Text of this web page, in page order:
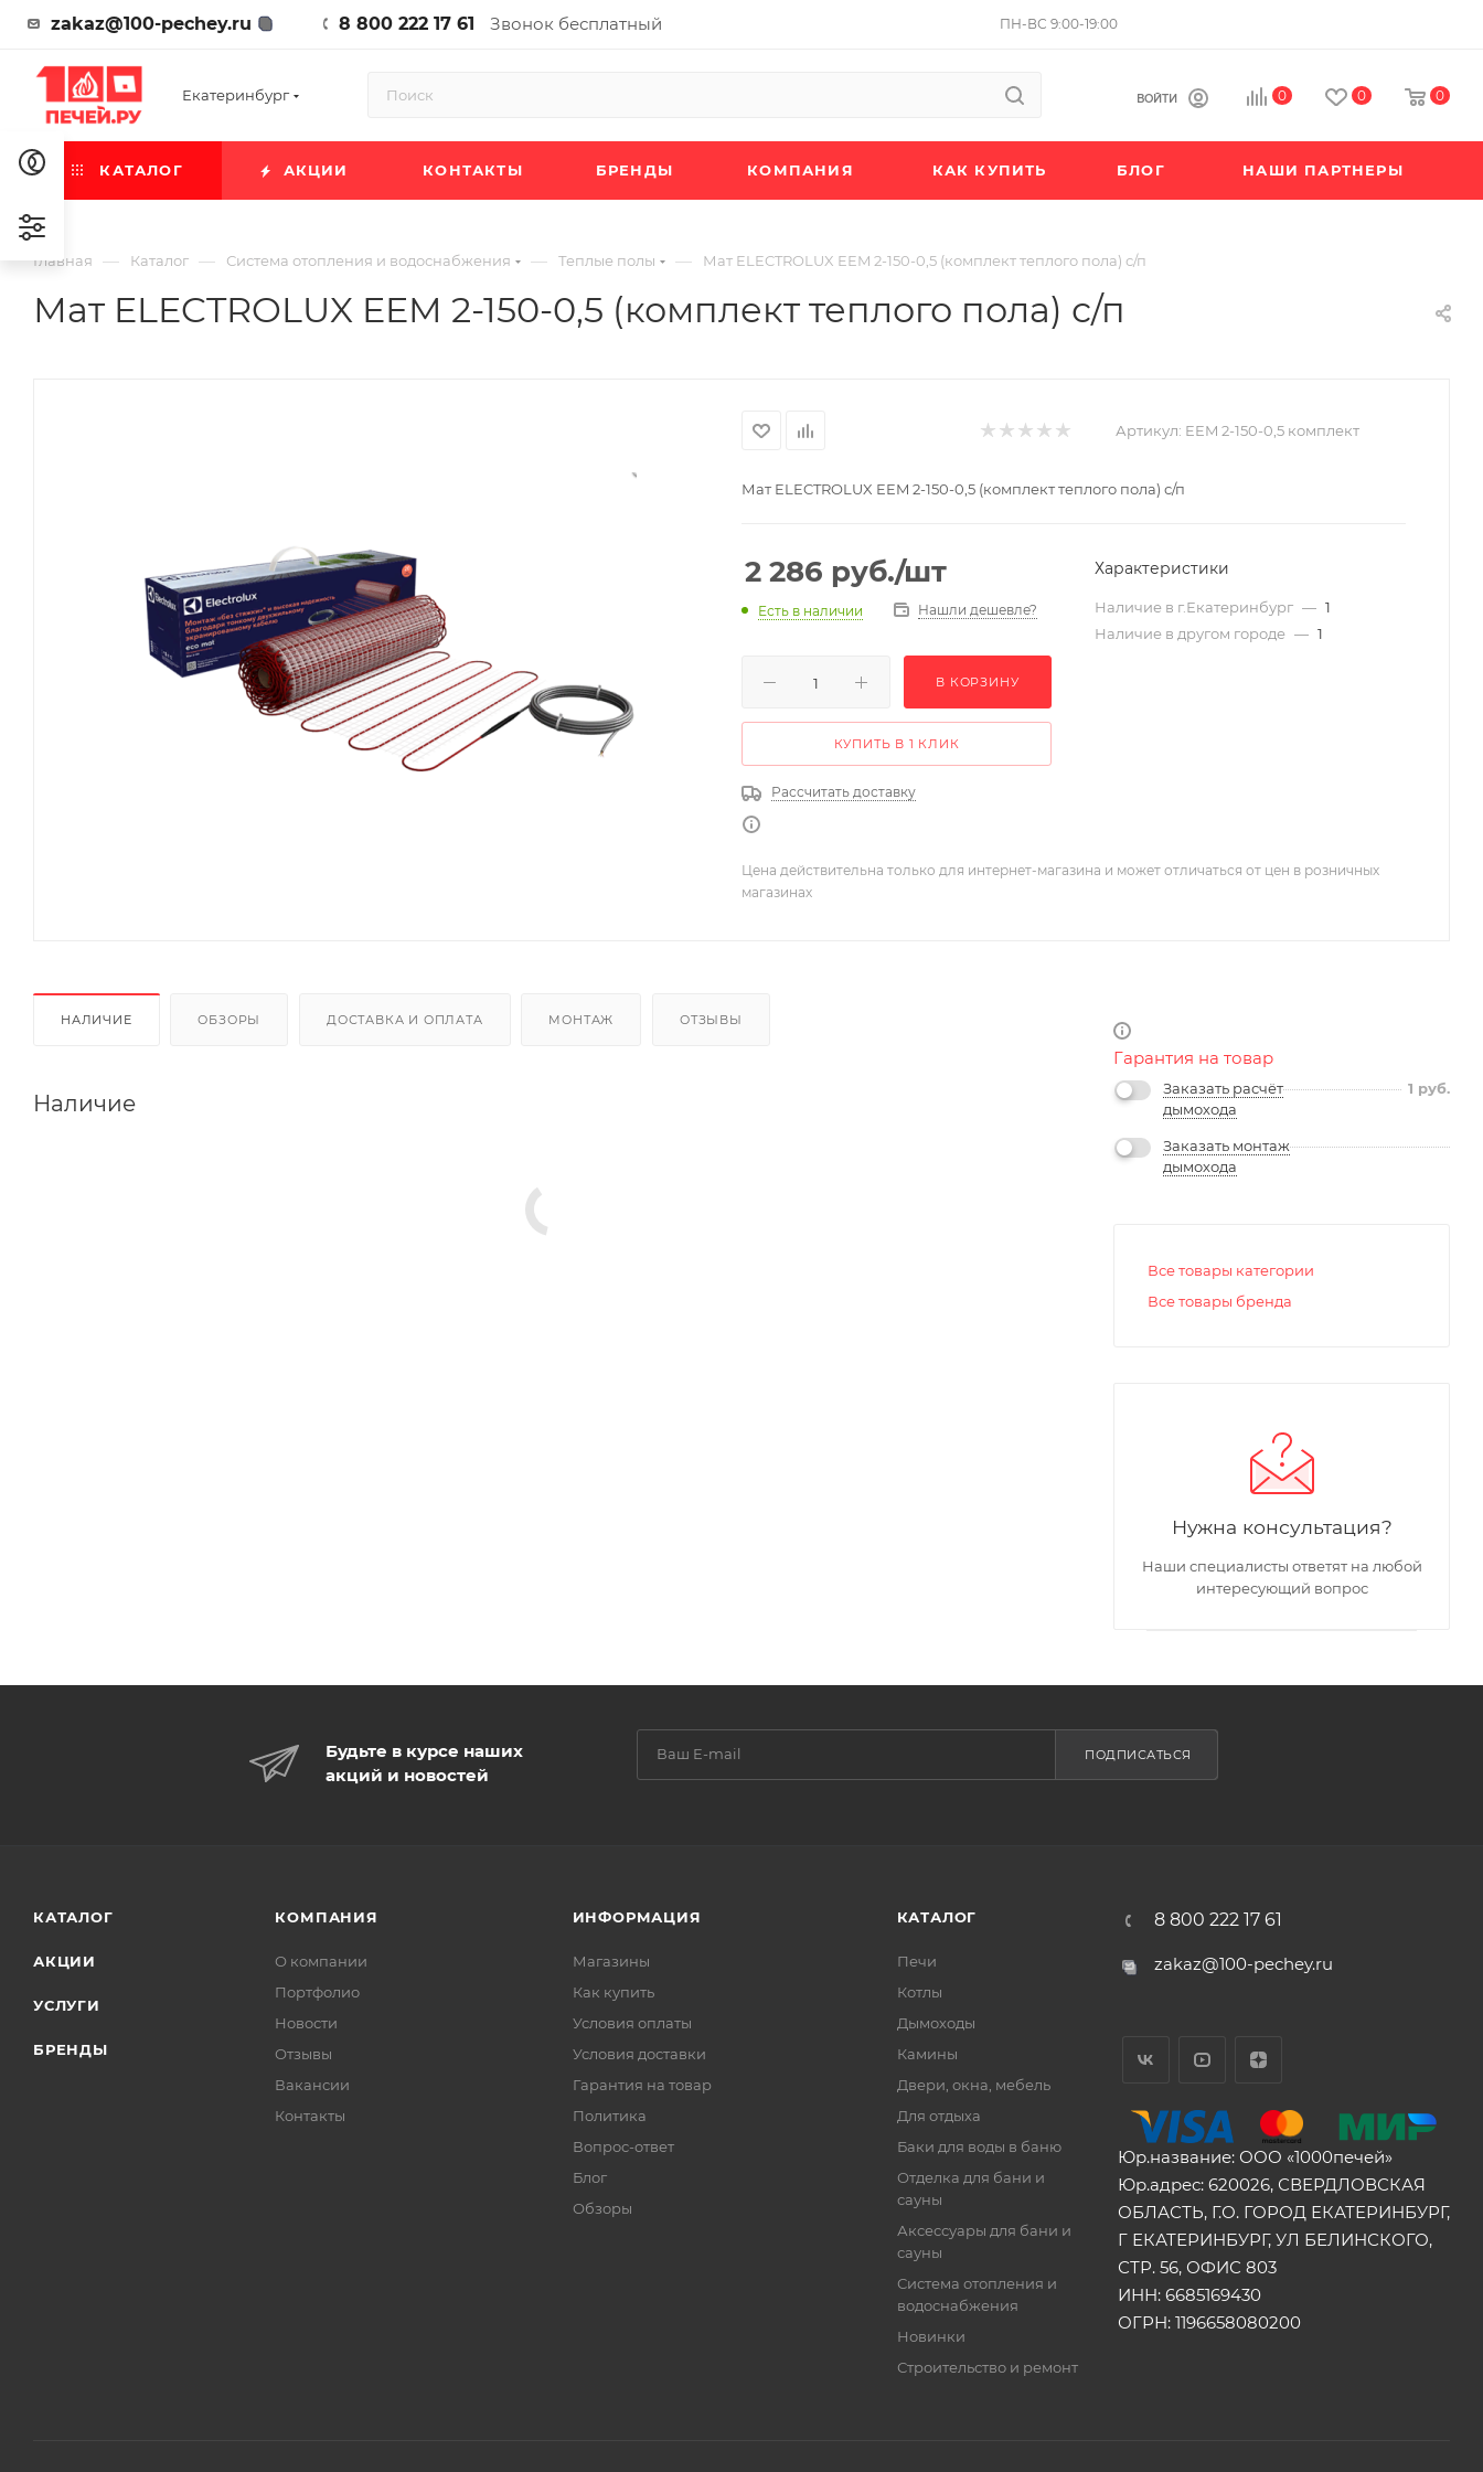
zakaz@100-pechey.ru 8 800 222 17 61 Звонок бесплатный ПН-ВС 9:00-19:00
Екатеринбург ВОЙТИ 0 0 0
КАТАЛОГ АКЦИИ КОНТАКТЫ БРЕНДЫ КОМПАНИЯ КАК КУПИТЬ БЛОГ НАШИ ПАРТНЕРЫ
Главная — Каталог — Система отопления и водоснабжения — Теплые полы — Мат ELECTROLUX EEM 2-150-0,5 (комплект теплого пола) с/п
Мат ELECTROLUX EEM 2-150-0,5 (комплект теплого пола) с/п
Артикул: EEM 2-150-0,5 комплект
Мат ELECTROLUX EEM 2-150-0,5 (комплект теплого пола) с/п
2 286 руб./шт
Есть в наличии Нашли дешевле?
В КОРЗИНУ
КУПИТЬ В 1 КЛИК
Рассчитать доставку
Характеристики
Наличие в г.Екатеринбург — 1
Наличие в другом городе — 1
Цена действительна только для интернет-магазина и может отличаться от цен в розничных
магазинах
НАЛИЧИЕ ОБЗОРЫ ДОСТАВКА И ОПЛАТА МОНТАЖ ОТЗЫВЫ
Наличие
Гарантия на товар
Заказать расчёт
дымохода
1 руб.
Заказать монтаж
дымохода
Все товары категории
Все товары бренда
Нужна консультация?
Наши специалисты ответят на любой
интересующий вопрос
Будьте в курсе наших
акций и новостей
ПОДПИСАТЬСЯ
КАТАЛОГ
АКЦИИ
УСЛУГИ
БРЕНДЫ
КОМПАНИЯ
О компании
Портфолио
Новости
Отзывы
Вакансии
Контакты
ИНФОРМАЦИЯ
Магазины
Как купить
Условия оплаты
Условия доставки
Гарантия на товар
Политика
Вопрос-ответ
Блог
Обзоры
КАТАЛОГ
Печи
Котлы
Дымоходы
Камины
Двери, окна, мебель
Для отдыха
Баки для воды в баню
Отделка для бани и
сауны
Аксессуары для бани и
сауны
Система отопления и
водоснабжения
Новинки
Строительство и ремонт
8 800 222 17 61
zakaz@100-pechey.ru
Юр.название: ООО «1000печей»
Юр.адрес: 620026, СВЕРДЛОВСКАЯ
ОБЛАСТЬ, Г.О. ГОРОД ЕКАТЕРИНБУРГ,
Г ЕКАТЕРИНБУРГ, УЛ БЕЛИНСКОГО,
СТР. 56, ОФИС 803
ИНН: 6685169430
ОГРН: 1196658080200